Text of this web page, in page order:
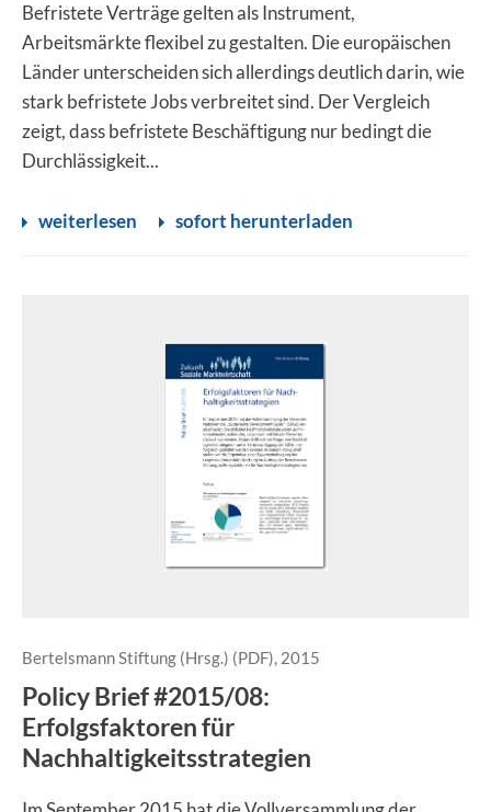
Befristete Verträge gelten als Instrument,
Arbeitsmärkte flexibel zu gestalten. Die europäischen
Länder unterscheiden sich allerdings deutlich darin, wie
stark befristete Jobs verbreitet sind. Der Vergleich
zeigt, dass befristete Beschäftigung nur bedingt die
Durchlässigkeit...
weiterlesen sofort herunterladen
Bertelsmann Stiftung (Hrsg.) (PDF), 2015
Policy Brief #2015/08:
Erfolgsfaktoren für
Nachhaltigkeitsstrategien